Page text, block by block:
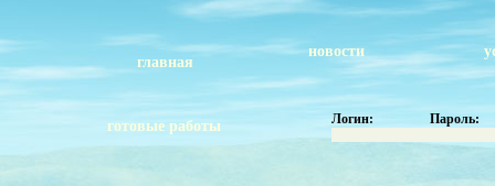
готовые работы
главная
новости
Логин: Пароль: